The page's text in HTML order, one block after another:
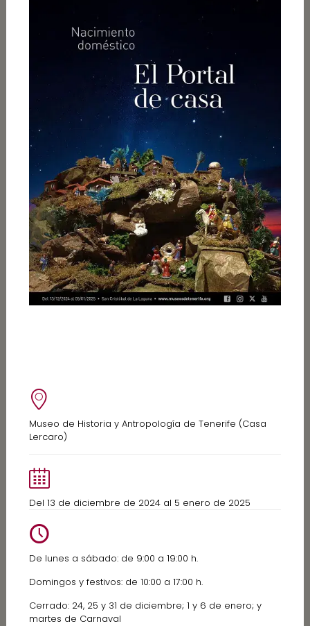
Museo de Historia y Antropología de Tenerife (Casa
Lercaro)
Del 13 de diciembre de 2024 al 5 enero de 2025
De lunes a sábado: de 9:00 a 19:00 h.
Domingos y festivos: de 10:00 a 17:00 h.
Cerrado: 24, 25 y 31 de diciembre; 1 y 6 de enero; y
martes de Carnaval